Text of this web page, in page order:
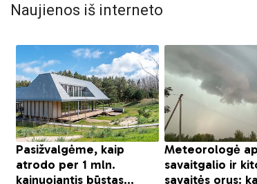
Naujienos iš interneto